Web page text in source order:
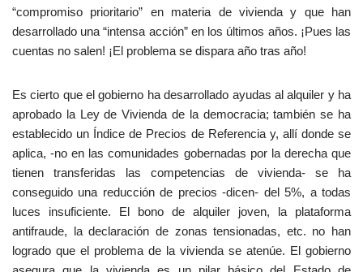
“compromiso prioritario” en materia de vivienda y que han
desarrollado una “intensa acción” en los últimos años. ¡Pues las
cuentas no salen! ¡El problema se dispara año tras año!
Es cierto que el gobierno ha desarrollado ayudas al alquiler y ha
aprobado la Ley de Vivienda de la democracia; también se ha
establecido un Índice de Precios de Referencia y, allí donde se
aplica, -no en las comunidades gobernadas por la derecha que
tienen transferidas las competencias de vivienda- se ha
conseguido una reducción de precios -dicen- del 5%, a todas
luces insuficiente. El bono de alquiler joven, la plataforma
antifraude, la declaración de zonas tensionadas, etc. no han
logrado que el problema de la vivienda se atenúe. El gobierno